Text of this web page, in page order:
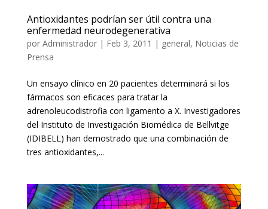
Antioxidantes podrían ser útil contra una
enfermedad neurodegenerativa
por Administrador| Feb 3, 2011 | general, Noticias de
Prensa
Un ensayo clínico en 20 pacientes determinará si los
fármacos son eficaces para tratar la
adrenoleucodistrofia con ligamento a X. Investigadores
del Instituto de Investigación Biomédica de Bellvitge
(IDIBELL) han demostrado que una combinación de
tres antioxidantes,...